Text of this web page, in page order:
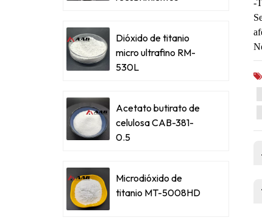
-
Dióxido de titanio
micro ultrafino RM-
530L
Acetato butirato de
celulosa CAB-381-
0.5
Microdióxido de
titanio MT-5008HD